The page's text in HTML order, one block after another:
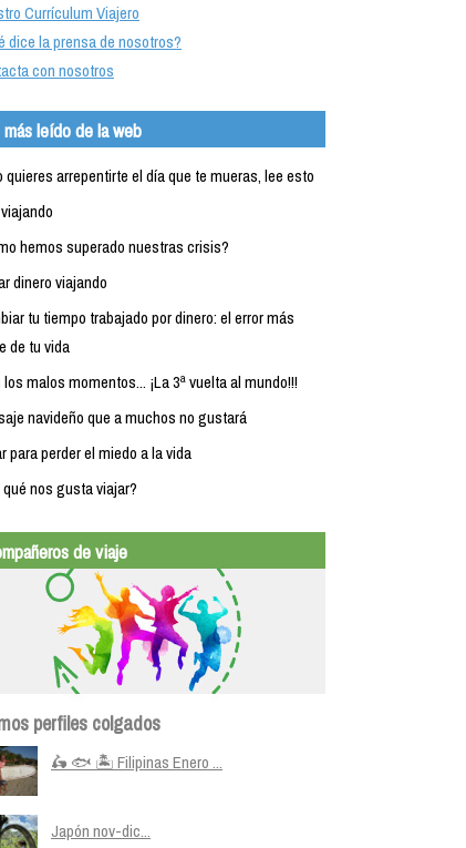
Currículum Viajero
dice la prensa de nosotros?
con nosotros
más leído de la web
quieres arrepentirte el día que te mueras, lee esto
hemos superado nuestras crisis?
dinero viajando
tu tiempo trabajado por dinero: el error más
de tu vida
malos momentos... ¡La 3ª vuelta al mundo!!!
navideño que a muchos no gustará
para perder el miedo a la vida
nos gusta viajar?
de viaje
perfiles colgados
🛵 🐟 🏝️ Filipinas Enero ...
Japón nov-dic...